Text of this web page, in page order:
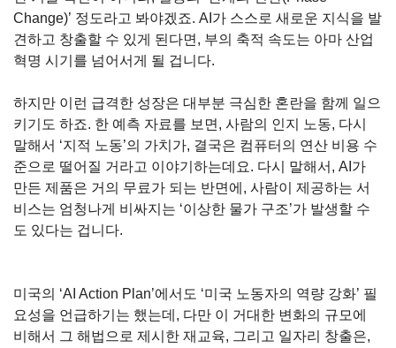
Change)’ 정도라고 봐야겠죠. AI가 스스로 새로운 지식을 발
견하고 창출할 수 있게 된다면, 부의 축적 속도는 아마 산업
혁명 시기를 넘어서게 될 겁니다.
하지만 이런 급격한 성장은 대부분 극심한 혼란을 함께 일으
키기도 하죠. 한 예측 자료를 보면, 사람의 인지 노동, 다시
말해서 ‘지적 노동’의 가치가, 결국은 컴퓨터의 연산 비용 수
준으로 떨어질 거라고 이야기하는데요. 다시 말해서, AI가
만든 제품은 거의 무료가 되는 반면에, 사람이 제공하는 서
비스는 엄청나게 비싸지는 ‘이상한 물가 구조’가 발생할 수
도 있다는 겁니다.
미국의 ‘AI Action Plan’에서도 ‘미국 노동자의 역량 강화’ 필
요성을 언급하기는 했는데, 다만 이 거대한 변화의 규모에
비해서 그 해법으로 제시한 재교육, 그리고 일자리 창출은,